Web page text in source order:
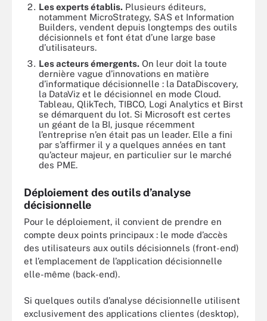
Les experts établis. Plusieurs éditeurs,
notamment MicroStrategy, SAS et Information
Builders, vendent depuis longtemps des outils
décisionnels et font état d’une large base
d’utilisateurs.
Les acteurs émergents. On leur doit la toute
dernière vague d’innovations en matière
d’informatique décisionnelle : la DataDiscovery,
la DataViz et le décisionnel en mode Cloud.
Tableau, QlikTech, TIBCO, Logi Analytics et Birst
se démarquent du lot. Si Microsoft est certes
un géant de la BI, jusque récemment
l’entreprise n’en était pas un leader. Elle a fini
par s’affirmer il y a quelques années en tant
qu’acteur majeur, en particulier sur le marché
des PME.
Déploiement des outils d’analyse
décisionnelle
Pour le déploiement, il convient de prendre en
compte deux points principaux : le mode d’accès
des utilisateurs aux outils décisionnels (front-end)
et l’emplacement de l’application décisionnelle
elle-même (back-end).
Si quelques outils d’analyse décisionnelle utilisent
exclusivement des applications clientes (desktop),